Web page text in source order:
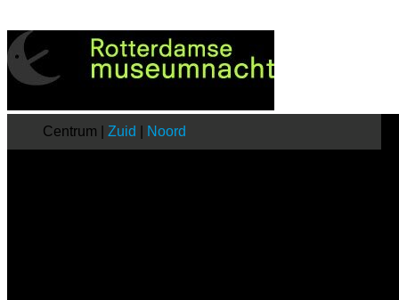
Centrum | Zuid Noord